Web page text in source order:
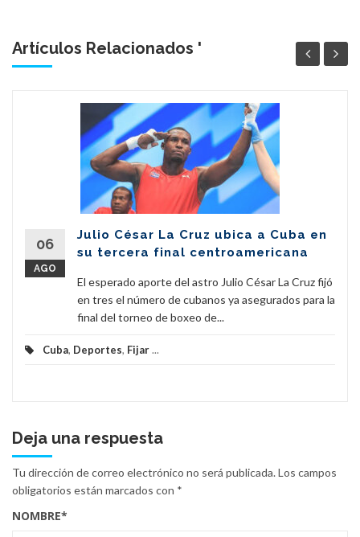
Artículos Relacionados '
06
AGO
Julio César La Cruz ubica a Cuba en
su tercera final centroamericana
El esperado aporte del astro Julio César La Cruz fijó
en tres el número de cubanos ya asegurados para la
final del torneo de boxeo de...
Cuba, Deportes, Fijar...
Deja una respuesta
Tu dirección de correo electrónico no será publicada.Los campos
obligatorios están marcados con *
NOMBRE*